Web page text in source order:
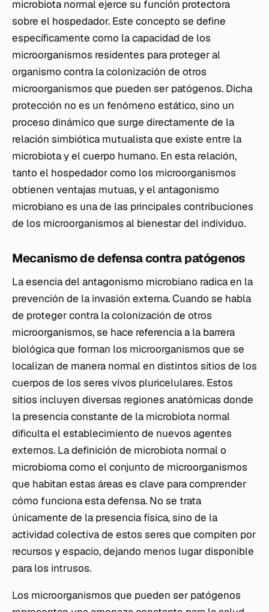
microbiota normal ejerce su función protectora
sobre el hospedador. Este concepto se define
específicamente como la capacidad de los
microorganismos residentes para proteger al
organismo contra la colonización de otros
microorganismos que pueden ser patógenos. Dicha
protección no es un fenómeno estático, sino un
proceso dinámico que surge directamente de la
relación simbiótica mutualista que existe entre la
microbiota y el cuerpo humano. En esta relación,
tanto el hospedador como los microorganismos
obtienen ventajas mutuas, y el antagonismo
microbiano es una de las principales contribuciones
de los microorganismos al bienestar del individuo.
Mecanismo de defensa contra patógenos
La esencia del antagonismo microbiano radica en la
prevención de la invasión externa. Cuando se habla
de proteger contra la colonización de otros
microorganismos, se hace referencia a la barrera
biológica que forman los microorganismos que se
localizan de manera normal en distintos sitios de los
cuerpos de los seres vivos pluricelulares. Estos
sitios incluyen diversas regiones anatómicas donde
la presencia constante de la microbiota normal
dificulta el establecimiento de nuevos agentes
externos. La definición de microbiota normal o
microbioma como el conjunto de microorganismos
que habitan estas áreas es clave para comprender
cómo funciona esta defensa. No se trata
únicamente de la presencia física, sino de la
actividad colectiva de estos seres que compiten por
recursos y espacio, dejando menos lugar disponible
para los intrusos.
Los microorganismos que pueden ser patógenos